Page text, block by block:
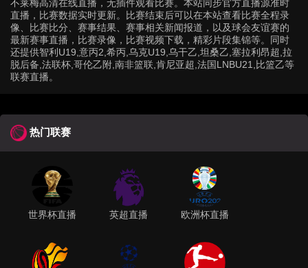
不莱梅高清在线直播，无插件观看比赛。本站同步官方直播源准时
直播，比赛数据实时更新。比赛结束后可以在本站查看比赛全程录
像、比赛比分、赛事结果、赛事相关新闻报道，以及球会友谊赛的
最新赛事直播，比赛录像，比赛视频下载，精彩片段集锦等。同时
还提供智利U19,意丙2,希丙,乌克U19,乌干乙,坦桑乙,塞拉利昂超,拉
脱后备,法联杯,哥伦乙附,南非篮联,肯尼亚超,法国LNBU21,比篮乙等
联赛直播。
热门联赛
世界杯直播 英超直播 欧洲杯直播